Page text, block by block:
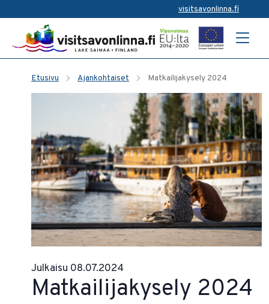
visitsavonlinna.fi
Etusivu Ajankohtaiset Matkailijakysely 2024
Julkaisu 08.07.2024
Matkailijakysely 2024